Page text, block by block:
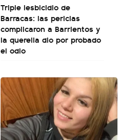
Triple lesbicidio de
Barracas: las pericias
complicaron a Barrientos y
la querella dio por probado
el odio